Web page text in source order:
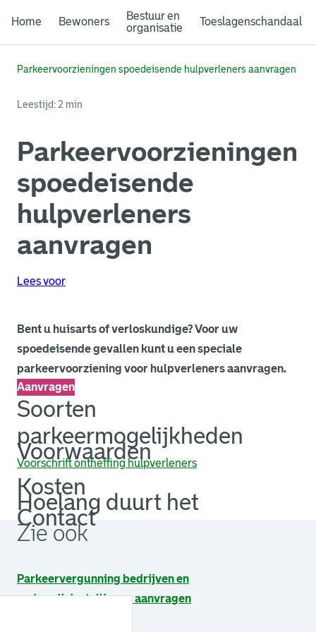
Home Bewoners
Bestuur en
organisatie
Toeslagenschandaal
Parkeervoorzieningen spoedeisende hulpverleners aanvragen
Leestijd: 2 min
Parkeervoorzieningen
spoedeisende
hulpverleners
aanvragen
Lees voor
Bent u huisarts of verloskundige? Voor uw
spoedeisende gevallen kunt u een speciale
parkeervoorziening voor hulpverleners aanvragen.
Aanvragen
Soorten
parkeermogelijkheden
Voorwaarden
Voorschrift ontheffing hulpverleners
Kosten
Hoelang duurt het
Contact
Zie ook
Parkeervergunning bedrijven en
onderwijsinstellingen aanvragen